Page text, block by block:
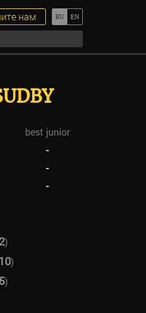
нам
best junior
-
-
-
2)
10)
5)